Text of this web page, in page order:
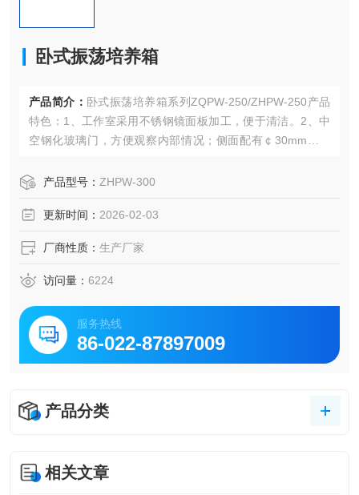
卧式振荡培养箱
产品简介： 卧式振荡培养箱系列ZQPW-250/ZHPW-250产品
特色：1、工作室采用不锈钢镜面板加工，便于清洁。2、中
空钢化玻璃门，方便观察内部情况；侧面配有￠30mm测试
外灭菌灯，便于观察和灭菌；4、ZQPW系列采用进口无氟制
热自保关闭，从而达到的控温效果。5
产品型号： ZHPW-300
更新时间： 2026-02-03
厂商性质： 生产厂家
访问量： 6224
服务热线
86-022-87897009
产品分类
相关文章